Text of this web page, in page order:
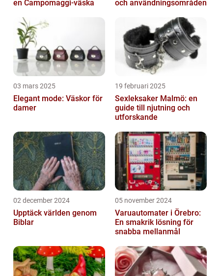
en Campomaggi-väska
och användningsområden
03 mars 2025
Elegant mode: Väskor för
damer
19 februari 2025
Sexleksaker Malmö: en
guide till njutning och
utforskande
02 december 2024
Upptäck världen genom
Biblar
05 november 2024
Varuautomater i Örebro:
En smakrik lösning för
snabba mellanmål